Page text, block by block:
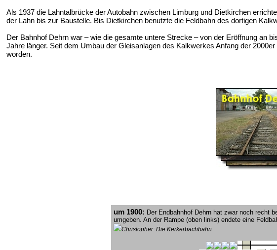
Als 1937 die Lahntalbrücke der Autobahn zwischen Limburg und Dietkirchen
der Lahn bis zur Baustelle. Bis Dietkirchen benutzte die Feldbahn des dortigen
Der Bahnhof Dehrn war – wie die gesamte untere Strecke – von der Eröffnung an
Jahre länger. Seit dem Umbau der Gleisanlagen des Kalkwerkes Anfang der
worden.
um 1900: Der Endbahnhof Dehrn hat zwar noch recht
umgeben. An der Rampe (oben links) endete eine
Christopher: Die Kerkerbachbahn